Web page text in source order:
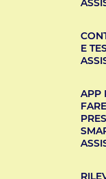
E
APP